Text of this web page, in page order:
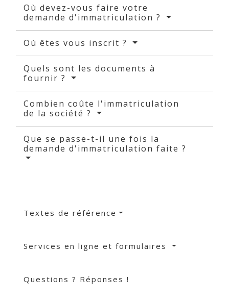
Où devez-vous faire votre
demande d'immatriculation ?
Où êtes vous inscrit ?
Quels sont les documents à
fournir ?
Combien coûte l'immatriculation
de la société ?
Que se passe-t-il une fois la
demande d'immatriculation faite ?
Textes de référence
Services en ligne et formulaires
Questions ? Réponses !